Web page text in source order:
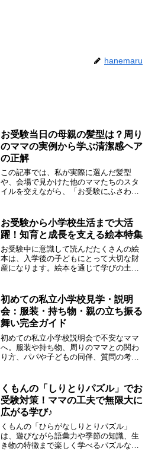
hanemaru
お受験当日の母親の髪型は？周り
のママの実例から学ぶ清潔感ヘア
の正解
この記事では、私が実際に選んだ髪型
や、会場で見かけた他のママたちのスタ
イルを交えながら、「お受験にふさわし
お受験から小学校生活まで大活
躍！知育と成長を支える絵本特集
お受験中に意識して読んだたくさんの絵
本は、入学後の子どもにとって大切な財
産になります。絵本を通じて学びの土台
初めての私立小学校見学・説明
会：服装・持ち物・親の立ち振る
舞い完全ガイド
初めての私立小学校説明会で不安なママ
へ。服装や持ち物、周りのママとの関わ
り方、パパや子どもの同伴、質問の考え
くもんの「しりとりパズル」でお
受験対策！ママの工夫で無限大に
広がる学び♪
くもんの「ひらがなしりとりパズル」
は、遊びながら語彙力や季節の知識、生
き物の特徴まで楽しく学べるパズルなん